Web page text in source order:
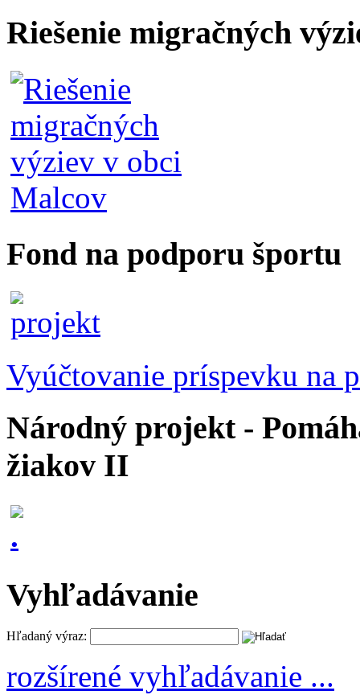
Riešenie migračných
Fond na podporu športu
Vyúčtovanie príspevku na
Národný projekt -
žiakov II
Vyhľadávanie
Hľadaný výraz:
rozšírené vyhľadávanie ...